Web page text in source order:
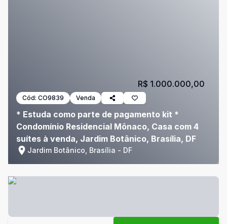
Cód: CO9839 Venda
* Estuda como parte de pagamento kit *
Condomínio Residencial Mônaco, Casa com 4
suítes à venda, Jardim Botânico, Brasília, DF
Jardim Botânico, Brasília - DF
R$ 1.000.000,00